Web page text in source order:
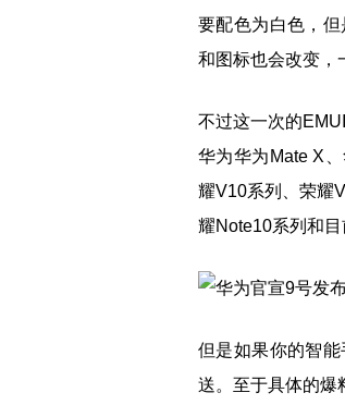
要配色为白色，
和图标也会改变，
不过这一次的
华为华为Mate X
耀V10系列、荣耀
耀Note10系列和目
但是如果你的智
送。至于具体的爆